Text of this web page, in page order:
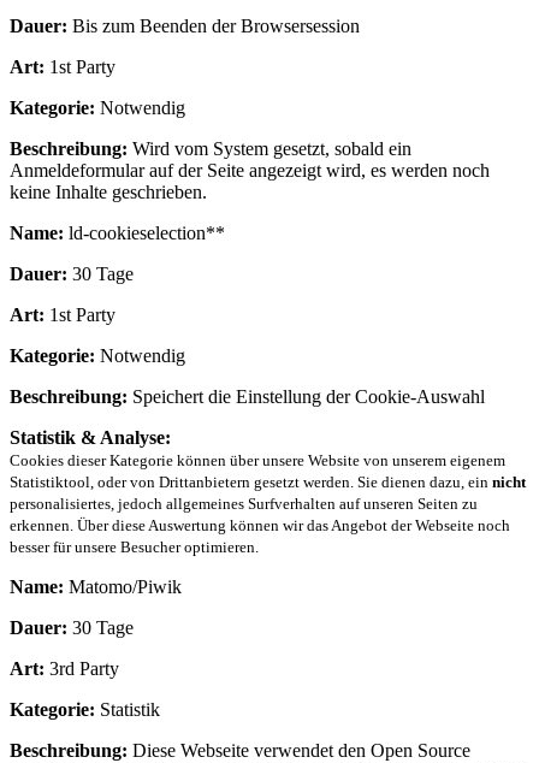
Dauer: Bis zum Beenden der Browsersession
Art: 1st Party
Kategorie: Notwendig
Beschreibung: Wird vom System gesetzt, sobald ein
Anmeldeformular auf der Seite angezeigt wird, es werden noch
keine Inhalte geschrieben.
Name: ld-cookieselection**
Dauer: 30 Tage
Art: 1st Party
Kategorie: Notwendig
Beschreibung: Speichert die Einstellung der Cookie-Auswahl
Statistik & Analyse:
Cookies dieser Kategorie können über unsere Website von unserem eigenem
Statistiktool, oder von Drittanbietern gesetzt werden. Sie dienen dazu, ein nicht
personalisiertes, jedoch allgemeines Surfverhalten auf unseren Seiten zu
erkennen. Über diese Auswertung können wir das Angebot der Webseite noch
besser für unsere Besucher optimieren.
Name: Matomo/Piwik
Dauer: 30 Tage
Art: 3rd Party
Kategorie: Statistik
Beschreibung: Diese Webseite verwendet den Open Source